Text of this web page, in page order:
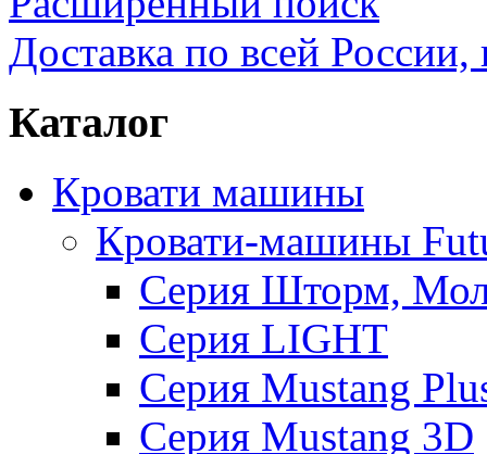
Доставка по всей России,
Каталог
Кровати машины
Кровати-машины
Серия Шторм,
Серия LIGHT
Серия Mustang
Серия Mustang 3D